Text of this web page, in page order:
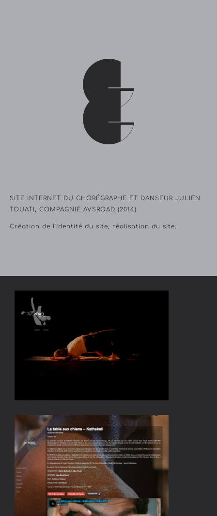
SITE INTERNET DU CHORÉGRAPHE ET DANSEUR JULIEN
TOUATI, COMPAGNIE AVSROAD (2014)
Création de l’identité du site, réalisation du site.